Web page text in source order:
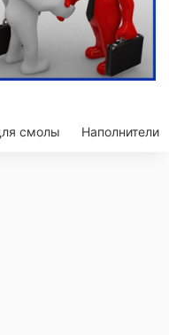
смолы Наполнители